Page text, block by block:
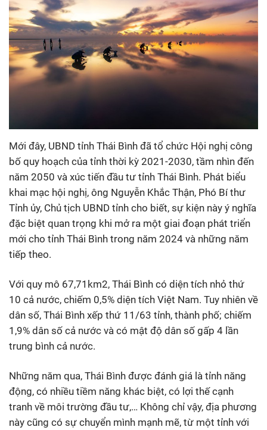
Mới đây, UBND tỉnh Thái Bình đã tổ chức Hội nghị công
bố quy hoạch của tỉnh thời kỳ 2021-2030, tầm nhìn đến
năm 2050 và xúc tiến đầu tư tỉnh Thái Bình. Phát biểu
khai mạc hội nghị, ông Nguyễn Khắc Thận, Phó Bí thư
Tỉnh ủy, Chủ tịch UBND tỉnh cho biết, sự kiện này ý nghĩa
đặc biệt quan trọng khi mở ra một giai đoạn phát triển
mới cho tỉnh Thái Bình trong năm 2024 và những năm
tiếp theo.
Với quy mô 67,71km2, Thái Bình có diện tích nhỏ thứ
10 cả nước, chiếm 0,5% diện tích Việt Nam. Tuy nhiên về
dân số, Thái Bình xếp thứ 11/63 tỉnh, thành phố; chiếm
1,9% dân số cả nước và có mật độ dân số gấp 4 lần
trung bình cả nước.
Những năm qua, Thái Bình được đánh giá là tỉnh năng
động, có nhiều tiềm năng khác biệt, có lợi thế cạnh
tranh về môi trường đầu tư,… Không chỉ vậy, địa phương
này cũng có sự chuyển mình mạnh mẽ, từ một tỉnh với